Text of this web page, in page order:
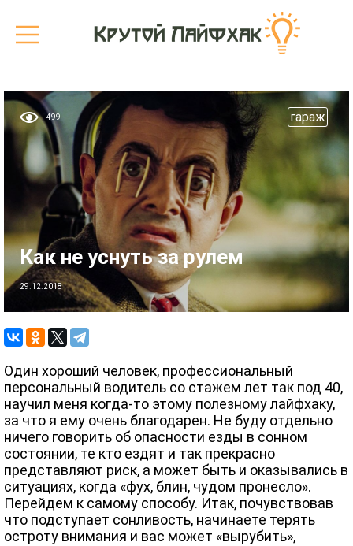
499 гараж
Как не уснуть за рулем
29.12.2018
Один хороший человек, профессиональный
персональный водитель со стажем лет так под 40,
научил меня когда-то этому полезному лайфхаку,
за что я ему очень благодарен. Не буду отдельно
ничего говорить об опасности езды в сонном
состоянии, те кто ездят и так прекрасно
представляют риск, а может быть и оказывались в
ситуациях, когда «фух, блин, чудом пронесло».
Перейдем к самому способу. Итак, почувствовав
что подступает сонливость, начинаете терять
остроту внимания и вас может «вырубить»,